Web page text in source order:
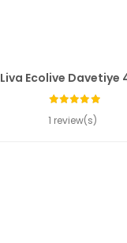
Liva Ecolive Davetiye
1 review(s)